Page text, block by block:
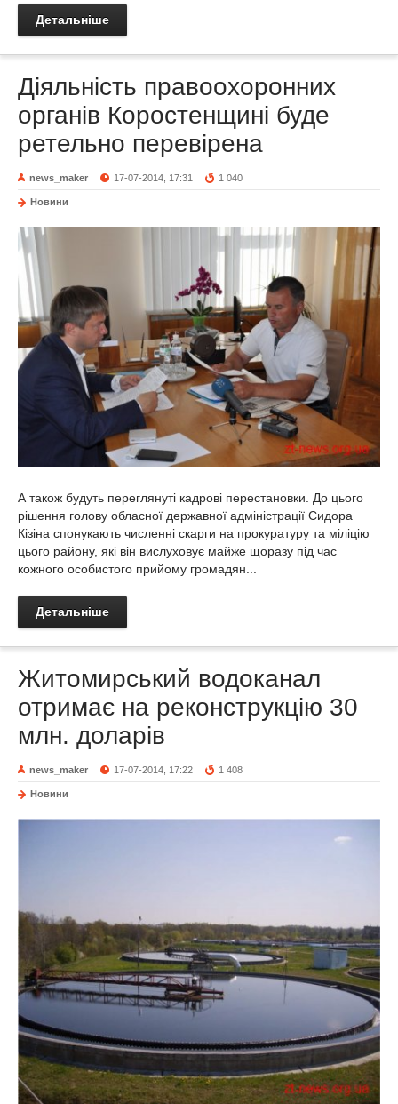
Детальніше
Діяльність правоохоронних
органів Коростенщині буде
ретельно перевірена
news_maker 17-07-2014, 17:31 1 040
Новини
А також будуть переглянуті кадрові перестановки. До цього
рішення голову обласної державної адміністрації Сидора
Кізіна спонукають численні скарги на прокуратуру та міліцію
цього району, які він вислуховує майже щоразу під час
кожного особистого прийому громадян...
Детальніше
Житомирський водоканал
отримає на реконструкцію 30
млн. доларів
news_maker 17-07-2014, 17:22 1 408
Новини